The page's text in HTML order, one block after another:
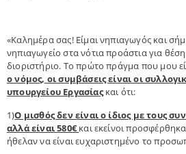
«Καλημέρα σας! Είμαι νηπιαγωγός και
νηπιαγωγείο στα νότια προάστια για
διοριστήριο. Το πρώτο πράγμα που μου
ο νόμος, οι συμβάσεις είναι οι
υπουργείου Εργασίαςκαι ότι:
1)Ο μισθός δεν είναι ο ίδιος με τους
αλλά είναι 580€και εκείνοι
ήθελαν να είναι ευχαριστημένο το